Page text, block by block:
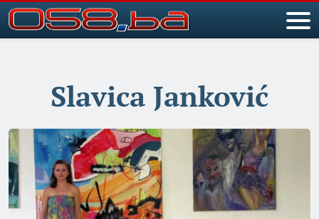
Slavica Janković